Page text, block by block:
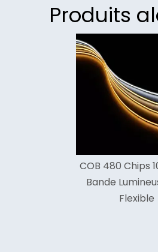
Produits
OL-5050FP-
6012I-